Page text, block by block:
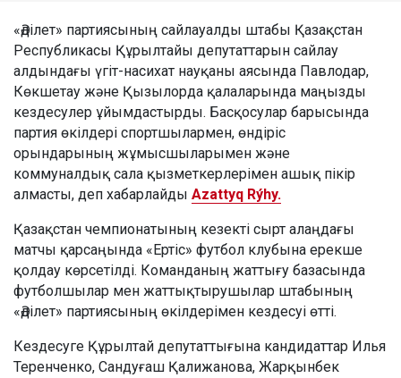
«Әділет» партиясының сайлауалды штабы Қазақстан
Республикасы Құрылтайы депутаттарын сайлау
алдындағы үгіт-насихат науқаны аясында Павлодар,
Көкшетау және Қызылорда қалаларында маңызды
кездесулер ұйымдастырды. Басқосулар барысында
партия өкілдері спортшылармен, өндіріс
орындарының жұмысшыларымен және
коммуналдық сала қызметкерлерімен ашық пікір
алмасты, деп хабарлайды Azattyq Rýhy.
Қазақстан чемпионатының кезекті сырт алаңдағы
матчы қарсаңында «Ертіс» футбол клубына ерекше
қолдау көрсетілді. Команданың жаттығу базасында
футболшылар мен жаттықтырушылар штабының
«Әділет» партиясының өкілдерімен кездесуі өтті.
Кездесуге Құрылтай депутаттығына кандидаттар Илья
Теренченко, Сандуғаш Қалижанова, Жарқынбек